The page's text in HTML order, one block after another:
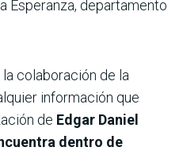
Esperanza, departamento
colaboración de la
información que
de Edgar Daniel
dentro de